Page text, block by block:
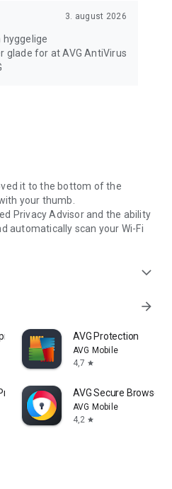
3. august 2026
hyggelige
glade for at AVG AntiVirus
it to the bottom of the
your thumb.
Privacy Advisor and the ability
automatically scan your Wi-Fi
expand_more
arrow_forward
AVG Protection
AVG Mobile
4,7 star
& Privacy AVG Secure Browser
AVG Mobile
4,2 star